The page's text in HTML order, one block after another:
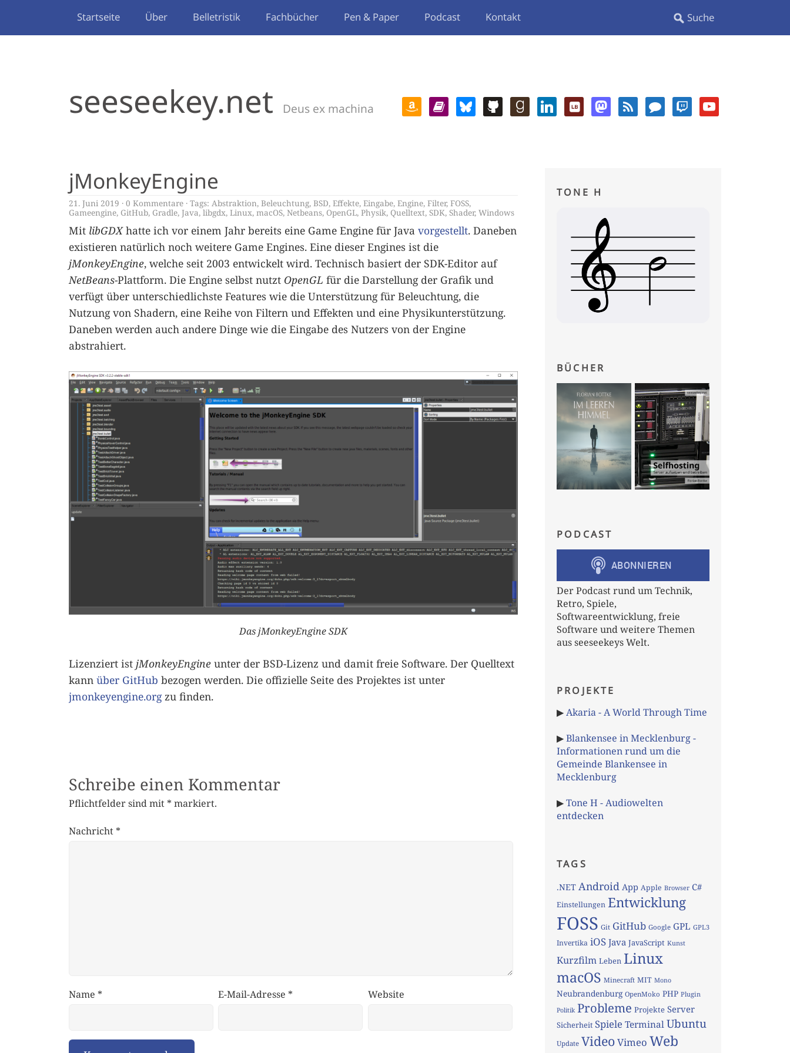
Startseite Über Belletristik Fachbücher Pen & Paper Podcast Kontakt
seeseekey.net Deus ex machina
jMonkeyEngine
21. Juni 2019 0 Kommentare Tags: Abstraktion, Beleuchtung, BSD, Effekte, Eingabe, Engine, Filter, FOSS,
Gameengine, GitHub, Gradle, Java,libgdx, Linux, macOS, Netbeans, OpenGL, Physik, Quelltext, SDK, Shader, Windows
Mit libGDXhatte ich vor einem Jahr bereits eine Game Engine für Java vorgestellt. Daneben
existieren natürlich noch weitere Game Engines. Eine dieser Engines ist die
jMonkeyEngine, welche seit 2003 entwickelt wird. Technisch basiert der SDK-Editor auf
NetBeans-Plattform. Die Engine selbst nutzt OpenGL für die Darstellung der Grafik und
verfügt über unterschiedlichste Features wie die Unterstützung für Beleuchtung, die
Nutzung von Shadern, eine Reihe von Filtern und Effekten und eine Physikunterstützung.
Daneben werden auch andere Dinge wie die Eingabe des Nutzers von der Engine
abstrahiert.
Das jMonkeyEngine SDK
Lizenziert ist jMonkeyEngine unter der BSD-Lizenz und damit freie Software. Der Quelltext
kann über GitHub bezogen werden. Die offizielle Seite des Projektes ist unter
jmonkeyengine.org zu finden.
Schreibe einen Kommentar
Pflichtfelder sind mit * markiert.
Nachricht *
Name * E-Mail-Adresse * Website
TONE H
BÜCHER
PODCAST
Der Podcast rund um Technik,
Retro, Spiele,
Softwareentwicklung, freie
Software und weitere Themen
aus seeseekeys Welt.
PROJEKTE
▶Akaria - A World Through Time
▶Blankensee in Mecklenburg -
Informationen rund um die
Gemeinde Blankensee in
Mecklenburg
▶Tone H - Audiowelten
entdecken
TAGS
.NET Android App Apple Browser C#
Einstellungen Entwicklung
FOSS Git GitHub Google GPL GPL3
Invertika iOS Java JavaScript Kunst
Kurzfilm Leben Linux
macOS Minecraft MIT Mono
Neubrandenburg OpenMoko PHP Plugin
Politik Probleme Projekte Server
Sicherheit Spiele TerminalUbuntu
Update VideoVimeo Web